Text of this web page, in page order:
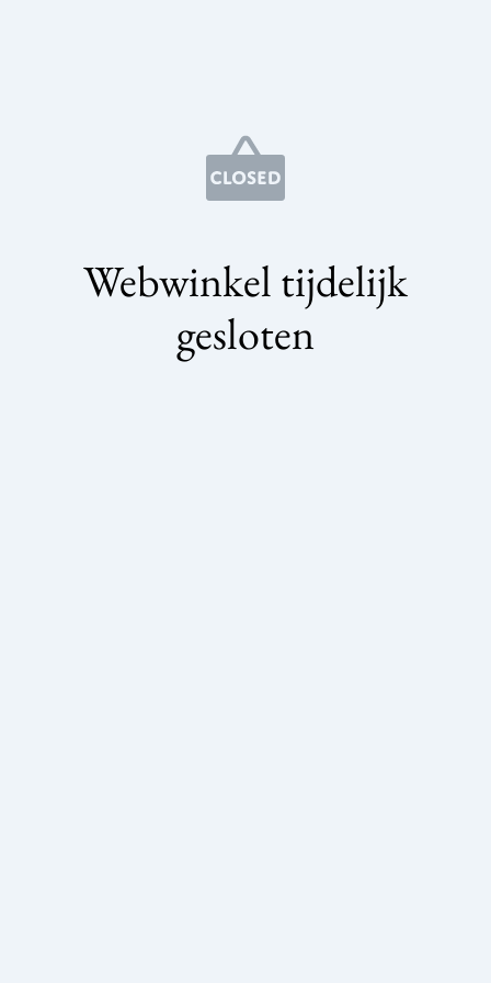
Webwinkel tijdelijk
gesloten